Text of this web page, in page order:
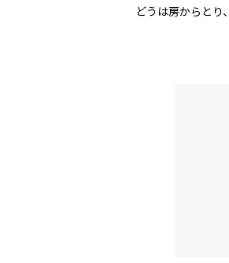
どうは房からとり